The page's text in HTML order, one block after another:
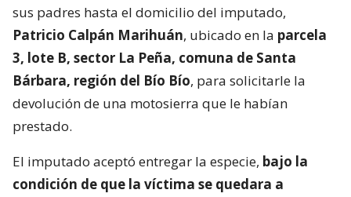
sus padres hasta el domicilio del imputado,
Patricio Calpán Marihuán, ubicado en la parcela
3, lote B, sector La Peña, comuna de Santa
Bárbara, región del Bío Bío, para solicitarle la
devolución de una motosierra que le habían
prestado.
El imputado aceptó entregar la especie, bajo la
condición de que la víctima se quedara a